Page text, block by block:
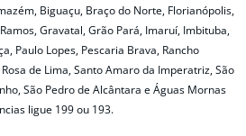
Biguaçu, Braço do Norte, Florianópolis,
Gravatal, Grão Pará, Imaruí, Imbituba,
Paulo Lopes, Pescaria Brava, Rancho
de Lima, Santo Amaro da Imperatriz, São
São Pedro de Alcântara e Águas Mornas
ligue 199 ou 193.